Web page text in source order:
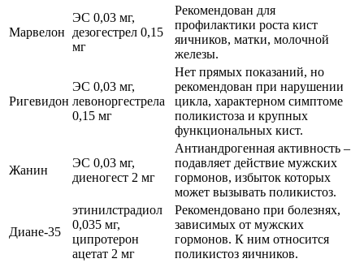
Марвелон
ЭС 0,03 мг,
дезогестрел 0,15
мг
Рекомендован для
профилактики роста кист
яичников, матки, молочной
железы.
Ригевидон
ЭС 0,03 мг,
левоноргестрела
0,15 мг
Нет прямых показаний, но
рекомендован при нарушении
цикла, характерном симптоме
поликистоза и крупных
функциональных кист.
Жанин
ЭС 0,03 мг,
диеногест 2 мг
Антиандрогенная активность –
подавляет действие мужских
гормонов, избыток которых
может вызывать поликистоз.
Диане-35
этинилстрадиол
0,035 мг,
ципротерон
ацетат 2 мг
Рекомендовано при болезнях,
зависимых от мужских
гормонов. К ним относится
поликистоз яичников.